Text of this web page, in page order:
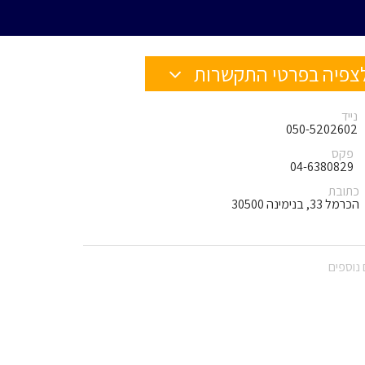
בפרטי התקשרות
נייד
050-5202602
פקס
04-6380829
כתובת
הכרמל 33, בנימינה 30500